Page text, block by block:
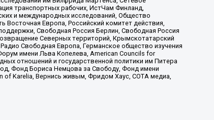
транспортных рабочих, ИстЧам Финланд,
и международных исследований, Общество
Восточная Европа, Российский комитет действия,
Свободная Россия Берлин, Свободная Россия
Северных территорий, Крымскотатарский
Свободная Европа, Германское общество изучения
имени Льва Копелева, American Councils for
отношений и государственной политики им Питера
Фонд Бориса Немцова за Свободу, Фонд имени
of Karelia, Вернись живым, Фридом Хаус, СОТА медиа,